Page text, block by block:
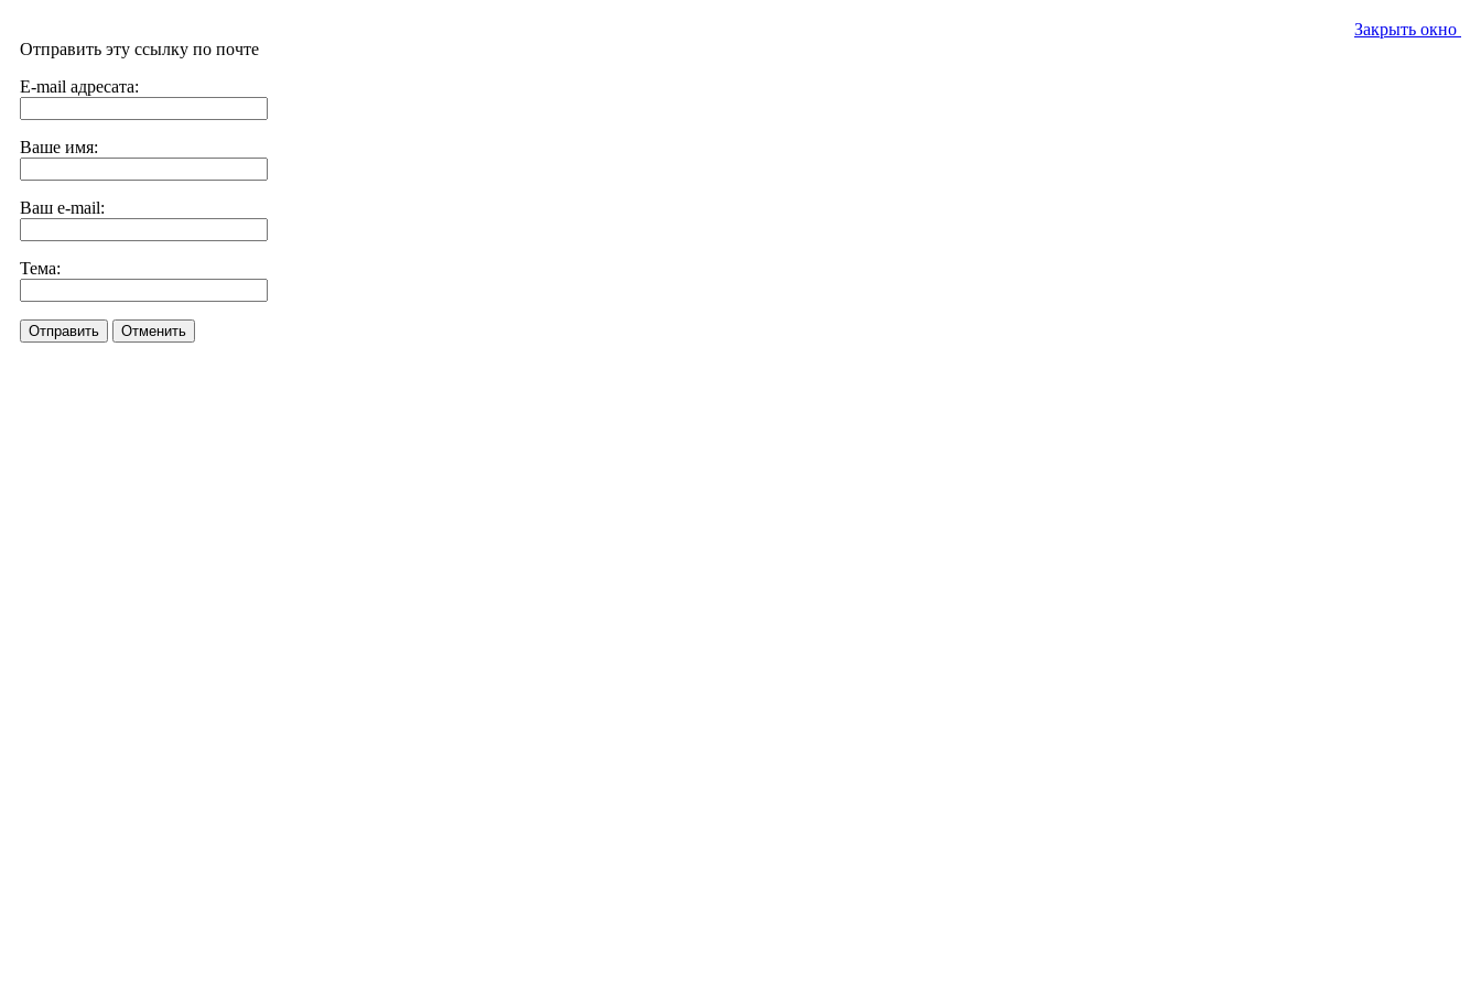
Закрыть окно
Отправить эту ссылку по почте
E-mail адресата:
Ваше имя:
Ваш e-mail:
Тема:
Отправить Отменить